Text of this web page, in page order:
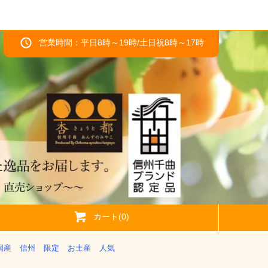
営業時間：平日8時～19時/土日祝8時～17時
カート(0)
産 信州 限定 お土産 人気